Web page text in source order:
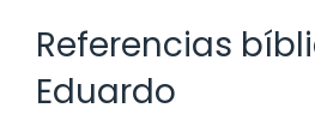
Referencias
Eduardo